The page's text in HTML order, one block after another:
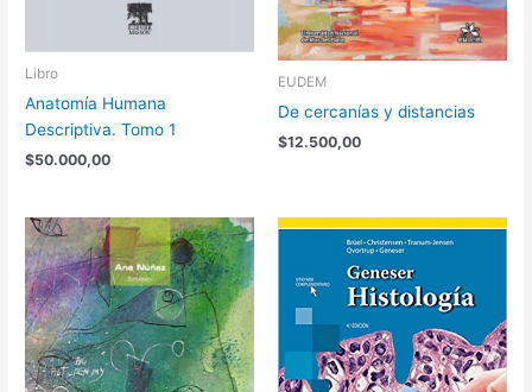
Libro
Anatomía Humana
Descriptiva. Tomo 1
$50.000,00
EUDEM
De cercanías y distancias
$12.500,00